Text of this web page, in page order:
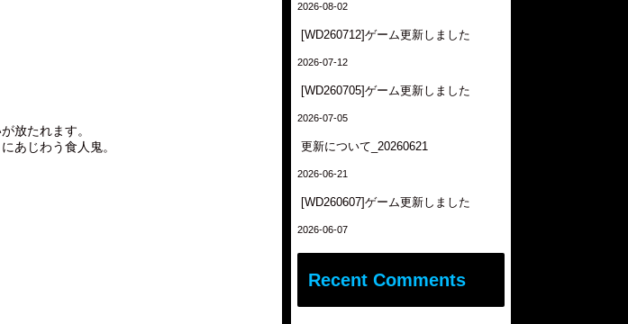
放たれます。
あじわう食人鬼。
2026-08-02
[WD260712]ゲーム更新しました
2026-07-12
[WD260705]ゲーム更新しました
2026-07-05
更新について_20260621
2026-06-21
[WD260607]ゲーム更新しました
2026-06-07
Recent Comments